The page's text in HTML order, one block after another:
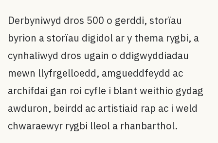
Derbyniwyd dros 500 o gerddi, storïau
byrion a storïau digidol ar y thema rygbi, a
cynhaliwyd dros ugain o ddigwyddiadau
mewn llyfrgelloedd, amgueddfeydd ac
archifdai gan roi cyfle i blant weithio gydag
awduron, beirdd ac artistiaid rap ac i weld
chwaraewyr rygbi lleol a rhanbarthol.